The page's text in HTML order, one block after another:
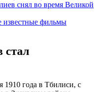
снял во время Великой
фильмы
стал
года в Тбилиси, с